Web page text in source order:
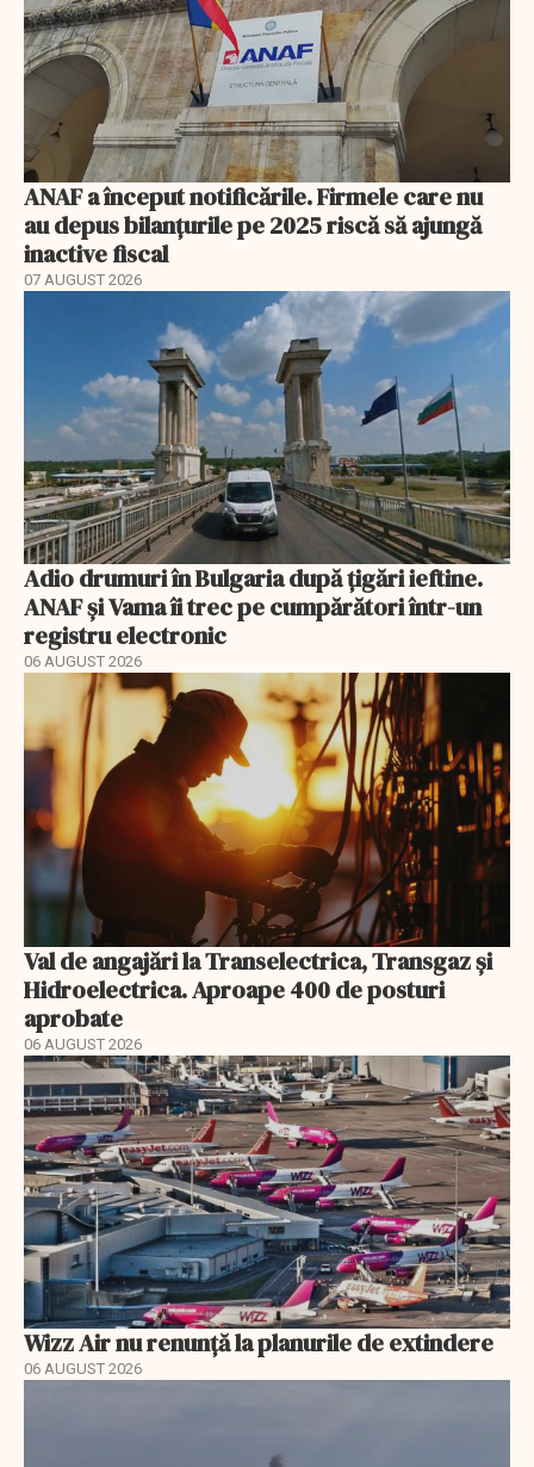
ANAF a început notificările. Firmele care nu
au depus bilanțurile pe 2025 riscă să ajungă
inactive fiscal
07 AUGUST 2026
Adio drumuri în Bulgaria după țigări ieftine.
ANAF și Vama îi trec pe cumpărători într-un
registru electronic
06 AUGUST 2026
Val de angajări la Transelectrica, Transgaz și
Hidroelectrica. Aproape 400 de posturi
aprobate
06 AUGUST 2026
Wizz Air nu renunță la planurile de extindere
06 AUGUST 2026